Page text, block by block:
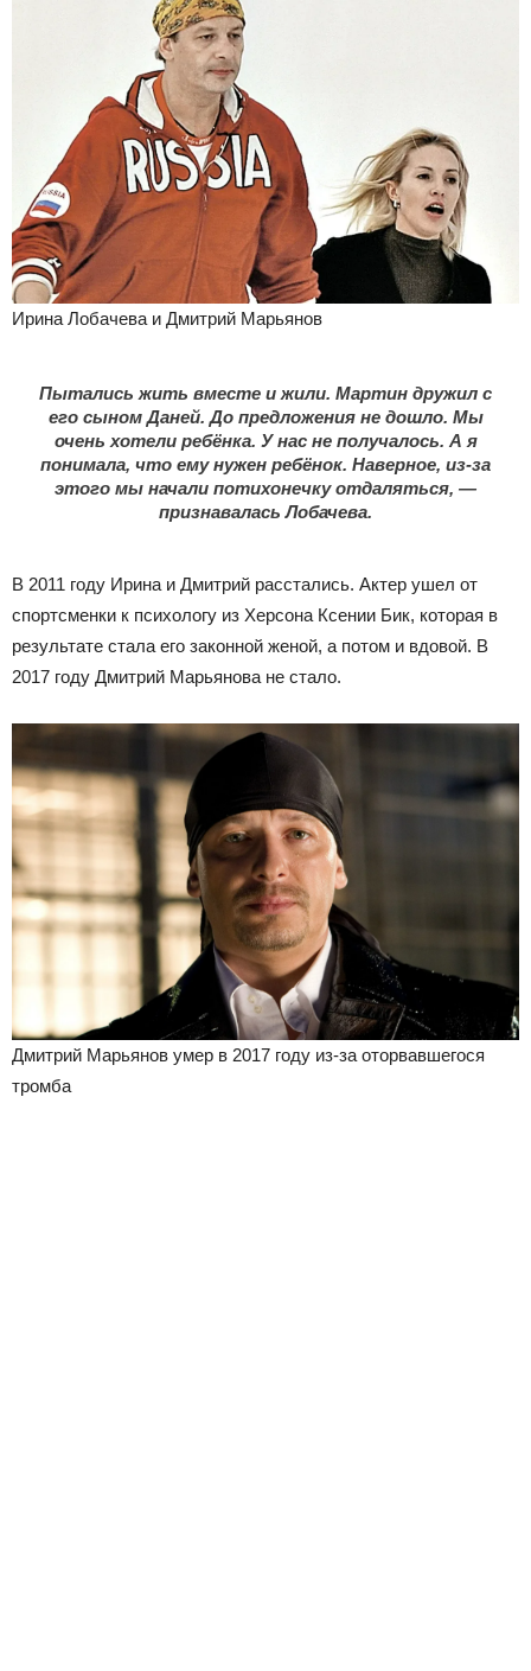
Ирина Лобачева и Дмитрий Марьянов
Пытались жить вместе и жили. Мартин дружил с
его сыном Даней. До предложения не дошло. Мы
очень хотели ребёнка. У нас не получалось. А я
понимала, что ему нужен ребёнок. Наверное, из-за
этого мы начали потихонечку отдаляться, —
признавалась Лобачева.
В 2011 году Ирина и Дмитрий расстались. Актер ушел от
спортсменки к психологу из Херсона Ксении Бик, которая в
результате стала его законной женой, а потом и вдовой. В
2017 году Дмитрий Марьянова не стало.
Дмитрий Марьянов умер в 2017 году из-за оторвавшегося
тромба